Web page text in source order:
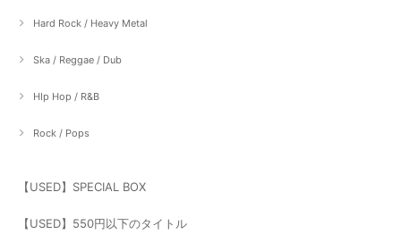
Hard Rock / Heavy Metal
Ska / Reggae / Dub
HIp Hop / R&B
Rock / Pops
【USED】SPECIAL BOX
【USED】550円以下のタイトル